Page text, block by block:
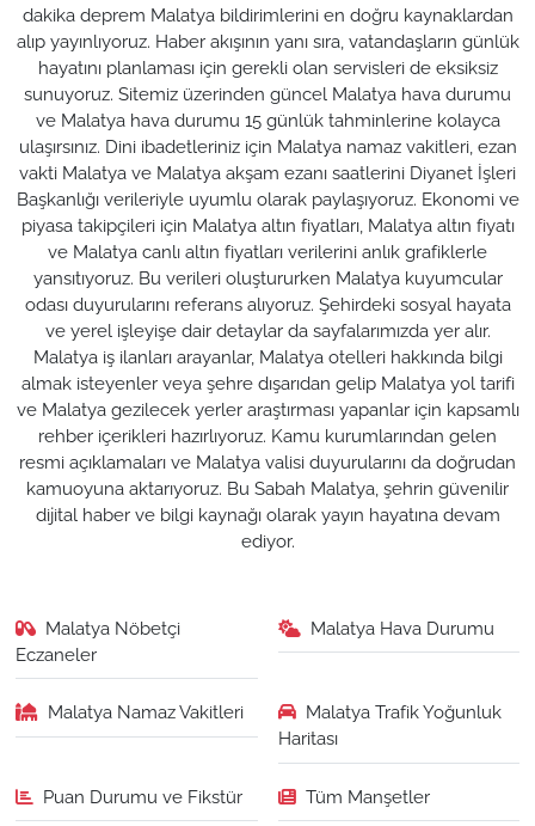
dakika deprem Malatya bildirimlerini en doğru kaynaklardan
alıp yayınlıyoruz. Haber akışının yanı sıra, vatandaşların günlük
hayatını planlaması için gerekli olan servisleri de eksiksiz
sunuyoruz. Sitemiz üzerinden güncel Malatya hava durumu
ve Malatya hava durumu 15 günlük tahminlerine kolayca
ulaşırsınız. Dini ibadetleriniz için Malatya namaz vakitleri, ezan
vakti Malatya ve Malatya akşam ezanı saatlerini Diyanet İşleri
Başkanlığı verileriyle uyumlu olarak paylaşıyoruz. Ekonomi ve
piyasa takipçileri için Malatya altın fiyatları, Malatya altın fiyatı
ve Malatya canlı altın fiyatları verilerini anlık grafiklerle
yansıtıyoruz. Bu verileri oluştururken Malatya kuyumcular
odası duyurularını referans alıyoruz. Şehirdeki sosyal hayata
ve yerel işleyişe dair detaylar da sayfalarımızda yer alır.
Malatya iş ilanları arayanlar, Malatya otelleri hakkında bilgi
almak isteyenler veya şehre dışarıdan gelip Malatya yol tarifi
ve Malatya gezilecek yerler araştırması yapanlar için kapsamlı
rehber içerikleri hazırlıyoruz. Kamu kurumlarından gelen
resmi açıklamaları ve Malatya valisi duyurularını da doğrudan
kamuoyuna aktarıyoruz. Bu Sabah Malatya, şehrin güvenilir
dijital haber ve bilgi kaynağı olarak yayın hayatına devam
ediyor.
Malatya Nöbetçi
Eczaneler
Malatya Hava Durumu
Malatya Namaz Vakitleri
Malatya Trafik Yoğunluk
Haritası
Puan Durumu ve Fikstür Tüm Manşetler